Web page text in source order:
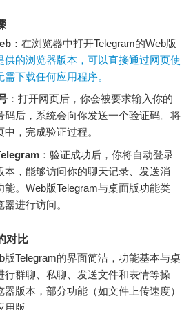
：在浏览器中打开Telegram的Web版
供的浏览器版本，可以直接通过网页使
需下载任何应用程序。
：打开网页后，你会被要求输入你的
码后，系统会向你发送一个验证码。将
，完成验证过程。
：验证成功后，你将自动登录
本，能够访问你的聊天记录、发送消
能。Web版Telegram与桌面版功能类
进行访问。
对比
版Telegram的界面简洁，功能基本与桌
行群聊、私聊、发送文件和表情等操
版本，部分功能（如文件上传速度）
版。